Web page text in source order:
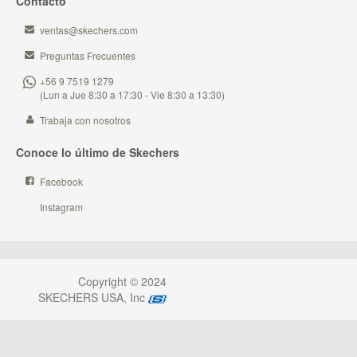
ventas@skechers.com
Preguntas Frecuentes
+56 9 7519 1279
(Lun a Jue 8:30 a 17:30 - Vie 8:30 a 13:30)
Trabaja con nosotros
Conoce lo último de Skechers
Facebook
Instagram
Copyright © 2024
SKECHERS USA, Inc